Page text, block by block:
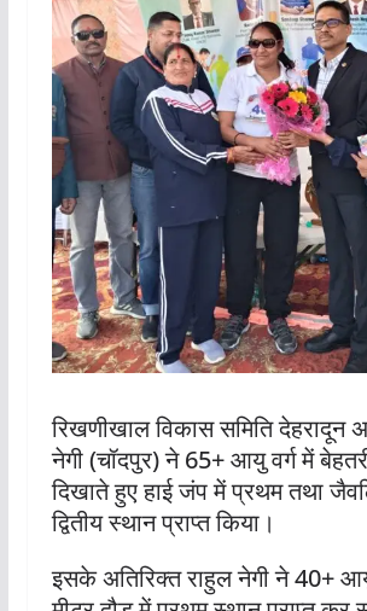
रिखणीखाल विकास समिति देहरादून
नेगी (चॉदपुर) ने 65+ आयु वर्ग में
दिखाते हुए हाई जंप में प्रथम तथा
द्वितीय स्थान प्राप्त किया।
इसके अतिरिक्त राहुल नेगी ने 40+